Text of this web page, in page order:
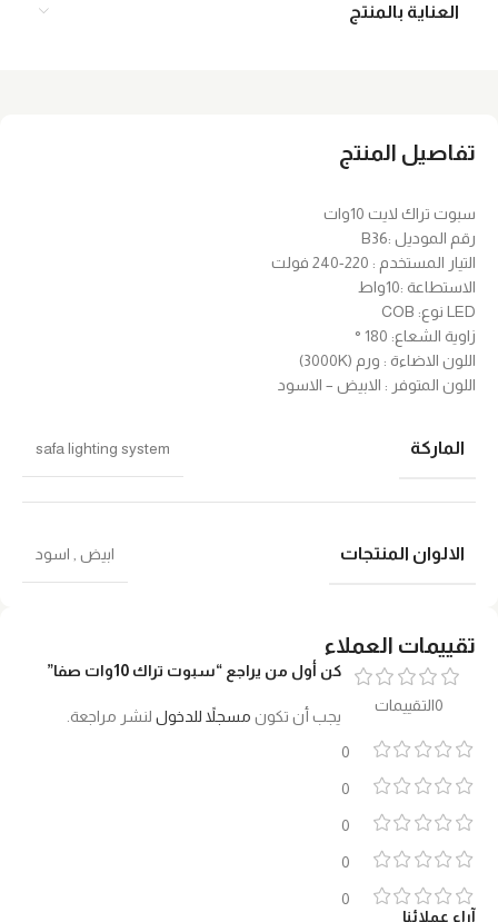
العناية بالمنتج
تقييمات العملاء
0التقييمات
0
0
0
0
0
آراء عملائنا
كن أول من يراجع “سبوت تراك 10وات صفا”
يجب أن تكون مسجلاً للدخول لنشر مراجعة.
تفاصيل المنتج
سبوت تراك لايت 10وات
رقم الموديل :B36
التيار المستخدم : 220-240 فولت
الاستطاعة :10واط
LED نوع: COB
زاوية الشعاع: 180 °
اللون الاضاءة : ورم (3000K)
اللون المتوفر : الابيض – الاسود
الماركة safa lighting system
الالوان المنتجات ابيض اسود